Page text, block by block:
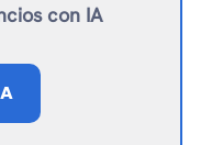
con IA